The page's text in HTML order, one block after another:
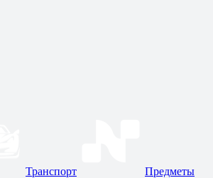
Транспорт Предметы